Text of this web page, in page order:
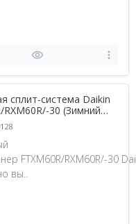
сплит-система Daikin
RXM60R/-30 (Зимний
30)
FTXM60R/RXM60R/-30
вы..